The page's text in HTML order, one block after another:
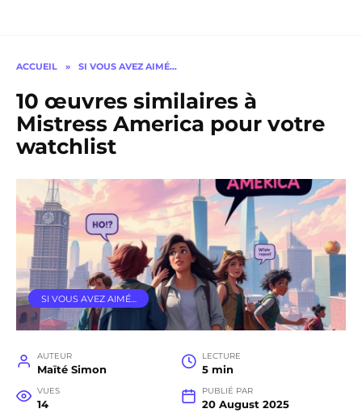
ACCUEIL » SI VOUS AVEZ AIMÉ…
10 œuvres similaires à
Mistress America pour votre
watchlist
SI VOUS AVEZ AIMÉ…
AUTEUR
Maïté Simon
LECTURE
5 min
VUES
14
PUBLIÉ PAR
20 August 2025